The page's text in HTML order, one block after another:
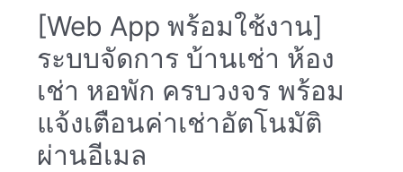
คง
เหลือ
รายงาน
และ
ค้นหา
[Web App พร้อมใช้งาน]
ระบบจัดการ บ้านเช่า ห้อง
เช่า หอพัก ครบวงจร พร้อม
แจ้งเตือนค่าเช่าอัตโนมัติ
ผ่านอีเมล